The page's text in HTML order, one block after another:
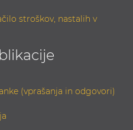
stroškov, nastalih v
(vprašanja in odgovori)